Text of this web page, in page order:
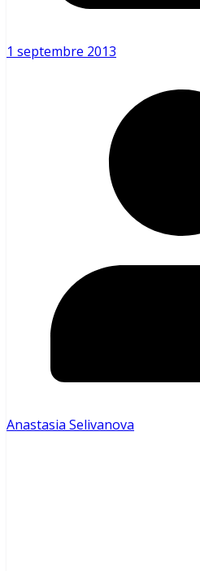
1 septembre 2013
Anastasia Selivanova